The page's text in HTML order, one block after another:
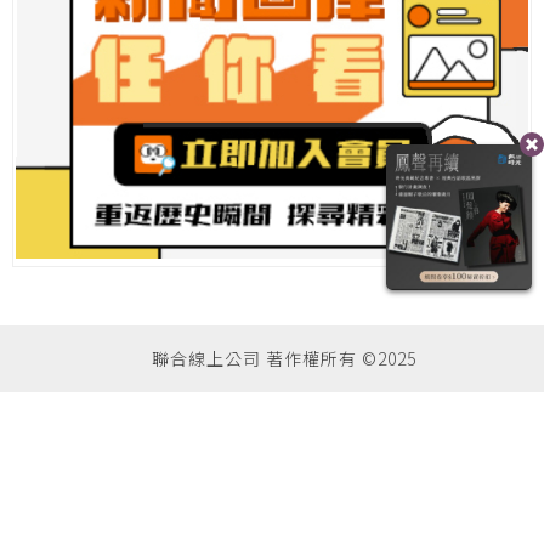
聯合線上公司 著作權所有 ©2025